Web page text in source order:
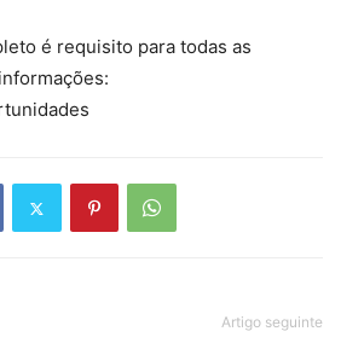
é requisito para todas as
Artigo seguinte